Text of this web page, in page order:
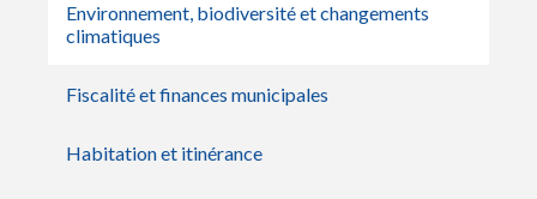
Environnement, biodiversité et changements
climatiques
Fiscalité et finances municipales
Habitation et itinérance